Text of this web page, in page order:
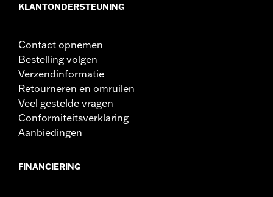
KLANTONDERSTEUNING
Contact opnemen
Bestelling volgen
Verzendinformatie
Retourneren en omruilen
Veel gestelde vragen
Conformiteitsverklaring
Aanbiedingen
FINANCIERING